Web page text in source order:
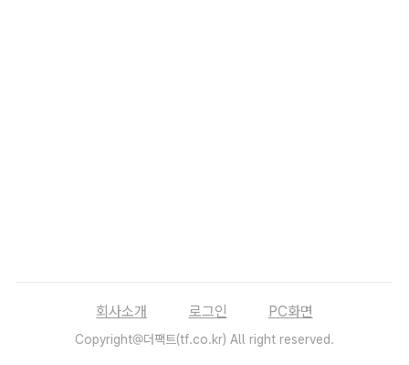
회사소개 로그인 PC화면
Copyright@더팩트(tf.co.kr) All right reserved.